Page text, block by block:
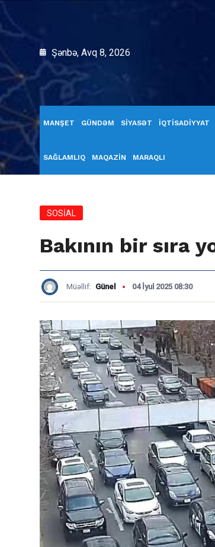
Şənbə, Avq 8, 2026
MANŞET GÜNDƏM SİYASƏT İQTİSADİYYAT
SAĞLAMLIQ MAQAZİN MARAQLI
SOSİAL
Bakının bir sıra
Müəllif: Günel 04 İyul 2025 08:30